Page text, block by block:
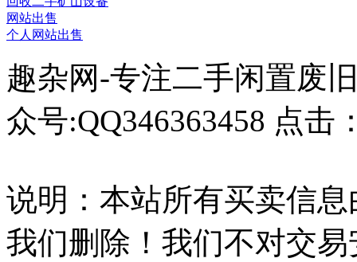
网站出售
个人网站出售
趣杂网-专注二手闲置废
众号:QQ346363458 点击
说明：本站所有买卖信
我们删除！我们不对交